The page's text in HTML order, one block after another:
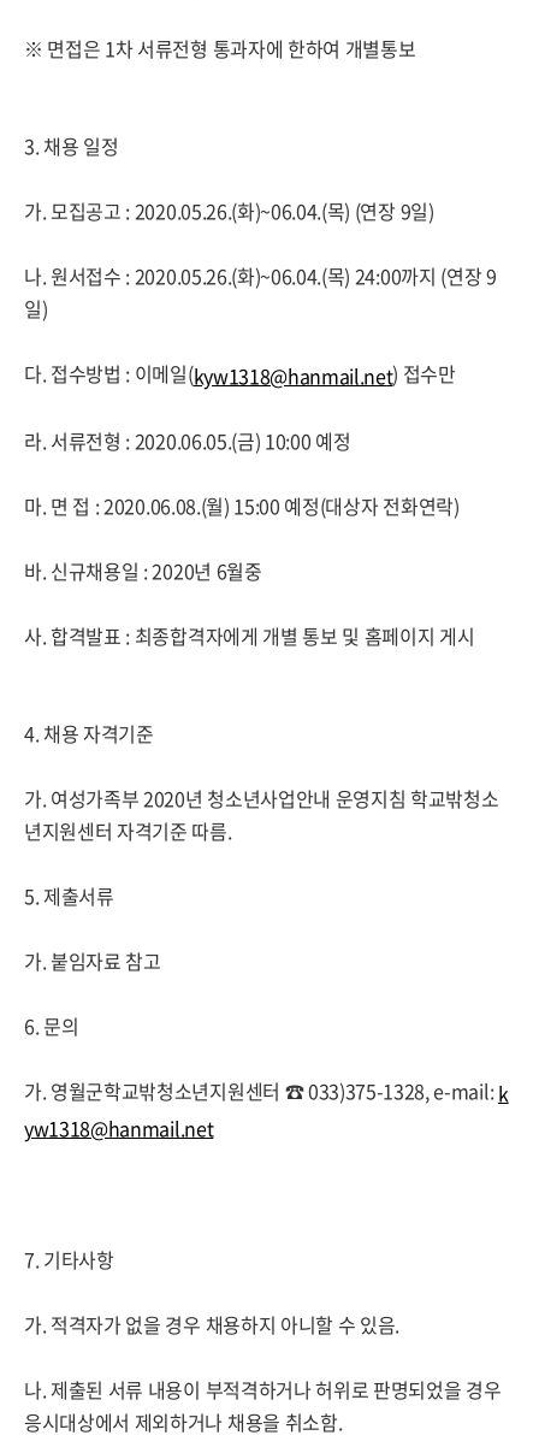
※ 면접은 1차 서류전형 통과자에 한하여 개별통보
3. 채용 일정
가. 모집공고 : 2020.05.26.(화)~06.04.(목) (연장 9일)
나. 원서접수 : 2020.05.26.(화)~06.04.(목) 24:00까지 (연장 9
일)
다. 접수방법 : 이메일(kyw1318@hanmail.net) 접수만
라. 서류전형 : 2020.06.05.(금) 10:00 예정
마. 면 접 : 2020.06.08.(월) 15:00 예정(대상자 전화연락)
바. 신규채용일 : 2020년 6월중
사. 합격발표 : 최종합격자에게 개별 통보 및 홈페이지 게시
4. 채용 자격기준
가. 여성가족부 2020년 청소년사업안내 운영지침 학교밖청소
년지원센터 자격기준 따름.
5. 제출서류
가. 붙임자료 참고
6. 문의
가. 영월군학교밖청소년지원센터 ☎ 033)375-1328, e-mail:k
yw1318@hanmail.net
7. 기타사항
가. 적격자가 없을 경우 채용하지 아니할 수 있음.
나. 제출된 서류 내용이 부적격하거나 허위로 판명되었을 경우
응시대상에서 제외하거나 채용을 취소함.